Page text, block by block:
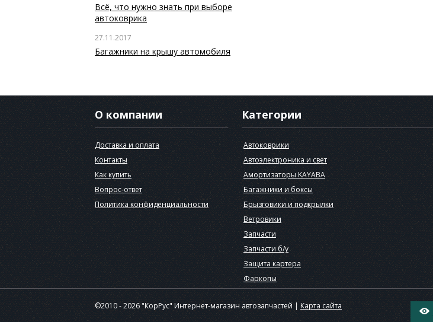
Всё, что нужно знать при выборе
автоковрика
27.11.2017
Багажники на крышу автомобиля
О компании
Доставка и оплата
Контакты
Как купить
Вопрос-ответ
Политика конфиденциальности
Категории
Автоковрики
Автоэлектроника и свет
Амортизаторы KAYABA
Багажники и боксы
Брызговики и подкрылки
Ветровики
Запчасти
Запчасти б/у
Защита картера
Фаркопы
©2010 - 2026 "КорРус" Интернет-магазин автозапчастей | Карта сайта